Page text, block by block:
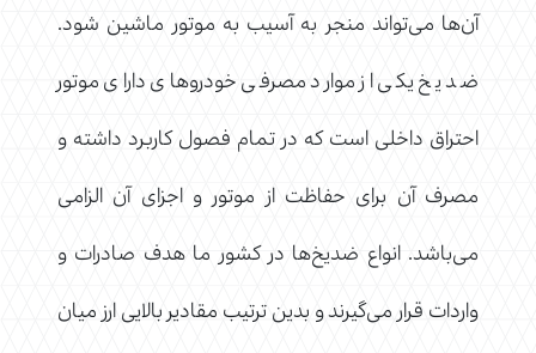
آن‌ها می‌تواند منجر به آسیب به موتور ماشین شود.
ضد یخ یکی از موارد مصرفی خودروهای دارای موتور
احتراق داخلی است که در تمام فصول کاربرد داشته و
مصرف آن برای حفاظت از موتور و اجزای آن الزامی
می‌باشد. انواع ضدیخ‌ها در کشور ما هدف صادرات و
واردات قرار می‌گیرند و بدین ترتیب مقادیر بالایی ارز میان